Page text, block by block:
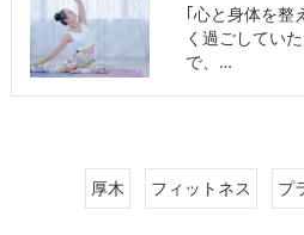
｢心と身体を整
く過ごしてい
で、…
厚木 フィットネス プ